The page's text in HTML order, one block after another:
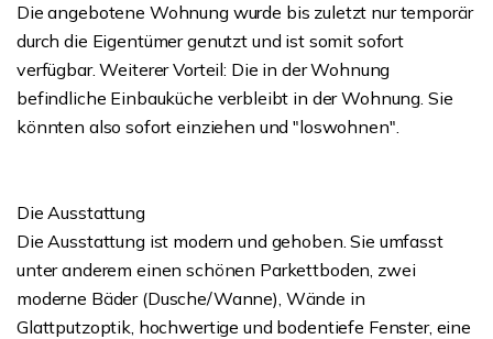
Die angebotene Wohnung wurde bis zuletzt nur temporär
durch die Eigentümer genutzt und ist somit sofort
verfügbar. Weiterer Vorteil: Die in der Wohnung
befindliche Einbauküche verbleibt in der Wohnung. Sie
könnten also sofort einziehen und "loswohnen".
Die Ausstattung
Die Ausstattung ist modern und gehoben. Sie umfasst
unter anderem einen schönen Parkettboden, zwei
moderne Bäder (Dusche/Wanne), Wände in
Glattputzoptik, hochwertige und bodentiefe Fenster, eine